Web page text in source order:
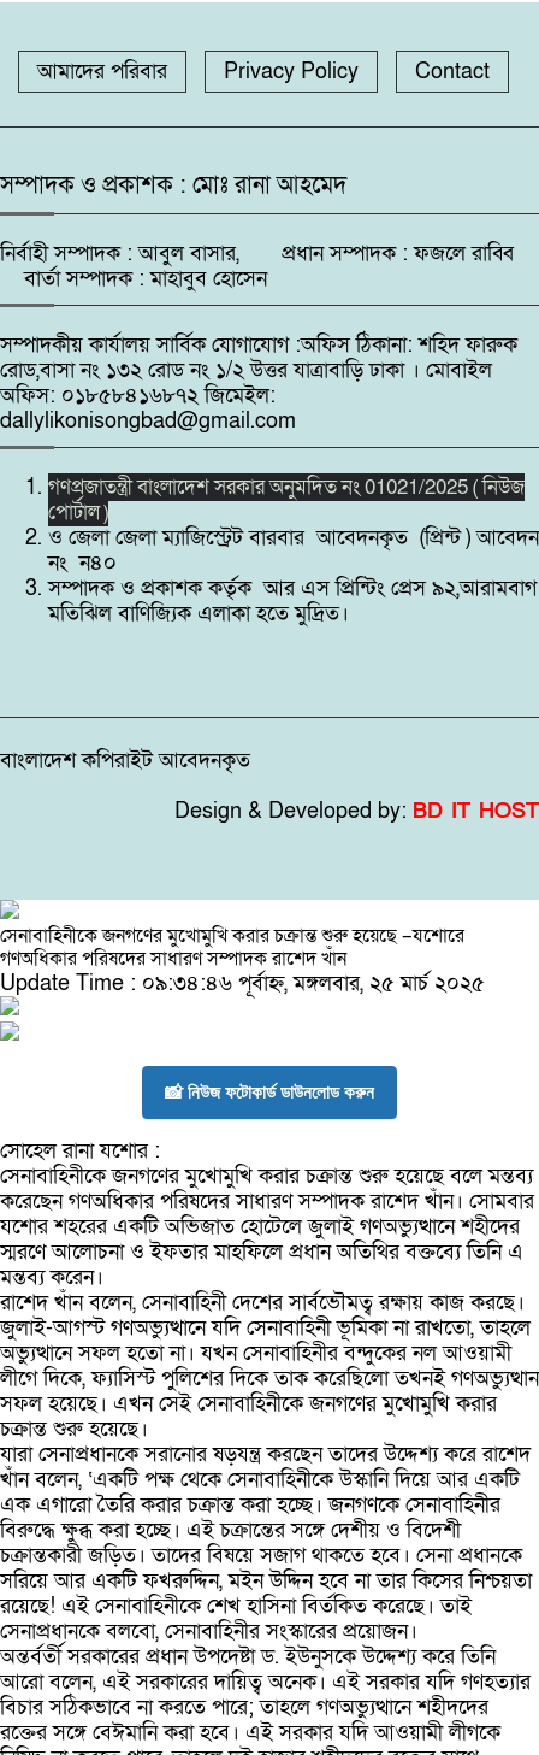
আমাদের পরিবার Privacy Policy Contact
সম্পাদক ও প্রকাশক : মোঃ রানা আহমেদ
নির্বাহী সম্পাদক : আবুল বাসার, প্রধান সম্পাদক : ফজলে রাব্বি
বার্তা সম্পাদক : মাহাবুব হোসেন
সম্পাদকীয় কার্যালয় সার্বিক যোগাযোগ :অফিস ঠিকানা: শহিদ ফারুক
রোড,বাসা নং ১৩২ রোড নং ১/২ উত্তর যাত্রাবাড়ি ঢাকা । মোবাইল
অফিস: ০১৮৫৮৪১৬৮৭২ জিমেইল:
dallylikonisongbad@gmail.com
গণপ্রজাতন্ত্রী বাংলাদেশ সরকার অনুমদিত নং 01021/2025 ( নিউজ
পোর্টাল )
ও জেলা জেলা ম্যাজিস্ট্রেট বারবার আবেদনকৃত (প্রিন্ট ) আবেদন
নং ন৪০
সম্পাদক ও প্রকাশক কর্তৃক আর এস প্রিন্টিং প্রেস ৯২,আরামবাগ
মতিঝিল বাণিজ্যিক এলাকা হতে মুদ্রিত।
বাংলাদেশ কপিরাইট আবেদনকৃত
Design & Developed by: BD IT HOST
সেনাবাহিনীকে জনগণের মুখোমুখি করার চক্রান্ত শুরু হয়েছে –যশোরে
গণঅধিকার পরিষদের সাধারণ সম্পাদক রাশেদ খাঁন
Update Time : ০৯:৩৪:৪৬ পূর্বাহ্ন, মঙ্গলবার, ২৫ মার্চ ২০২৫
📸 নিউজ ফটোকার্ড ডাউনলোড করুন
সোহেল রানা যশোর :
সেনাবাহিনীকে জনগণের মুখোমুখি করার চক্রান্ত শুরু হয়েছে বলে মন্তব্য
করেছেন গণঅধিকার পরিষদের সাধারণ সম্পাদক রাশেদ খাঁন। সোমবার
যশোর শহরের একটি অভিজাত হোটেলে জুলাই গণঅভ্যুত্থানে শহীদের
স্মরণে আলোচনা ও ইফতার মাহফিলে প্রধান অতিথির বক্তব্যে তিনি এ
মন্তব্য করেন।
রাশেদ খাঁন বলেন, সেনাবাহিনী দেশের সার্বভৌমত্ব রক্ষায় কাজ করছে।
জুলাই-আগস্ট গণঅভ্যুত্থানে যদি সেনাবাহিনী ভূমিকা না রাখতো, তাহলে
অভ্যুত্থানে সফল হতো না। যখন সেনাবাহিনীর বন্দুকের নল আওয়ামী
লীগে দিকে, ফ্যাসিস্ট পুলিশের দিকে তাক করেছিলো তখনই গণঅভ্যুত্থান
সফল হয়েছে। এখন সেই সেনাবাহিনীকে জনগণের মুখোমুখি করার
চক্রান্ত শুরু হয়েছে।
যারা সেনাপ্রধানকে সরানোর ষড়যন্ত্র করছেন তাদের উদ্দেশ্য করে রাশেদ
খাঁন বলেন, ‘একটি পক্ষ থেকে সেনাবাহিনীকে উস্কানি দিয়ে আর একটি
এক এগারো তৈরি করার চক্রান্ত করা হচ্ছে। জনগণকে সেনাবাহিনীর
বিরুদ্ধে ক্ষুব্ধ করা হচ্ছে। এই চক্রান্তের সঙ্গে দেশীয় ও বিদেশী
চক্রান্তকারী জড়িত। তাদের বিষয়ে সজাগ থাকতে হবে। সেনা প্রধানকে
সরিয়ে আর একটি ফখরুদ্দিন, মইন উদ্দিন হবে না তার কিসের নিশ্চয়তা
রয়েছে! এই সেনাবাহিনীকে শেখ হাসিনা বির্তকিত করেছে। তাই
সেনাপ্রধানকে বলবো, সেনাবাহিনীর সংস্কারের প্রয়োজন।
অন্তর্বর্তী সরকারের প্রধান উপদেষ্টা ড. ইউনুসকে উদ্দেশ্য করে তিনি
আরো বলেন, এই সরকারের দায়িত্ব অনেক। এই সরকার যদি গণহত্যার
বিচার সঠিকভাবে না করতে পারে; তাহলে গণঅভ্যুত্থানে শহীদদের
রক্তের সঙ্গে বেঈমানি করা হবে। এই সরকার যদি আওয়ামী লীগকে